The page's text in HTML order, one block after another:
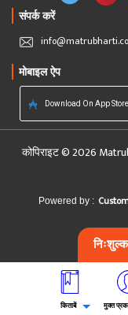
संपर्क करें
मोबाइल ऐप
Download On App Store
कोपिराइट © 2026
Powered by :
किताबें मुक्त